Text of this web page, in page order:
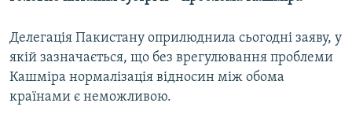
РУС
УКР
КТАТ
Делегація Пакистану оприлюднила сьогодні заяву, у
якій зазначається, що без врегулювання проблеми
Кашміра нормалізація відносин між обома
країнами є неможливою.